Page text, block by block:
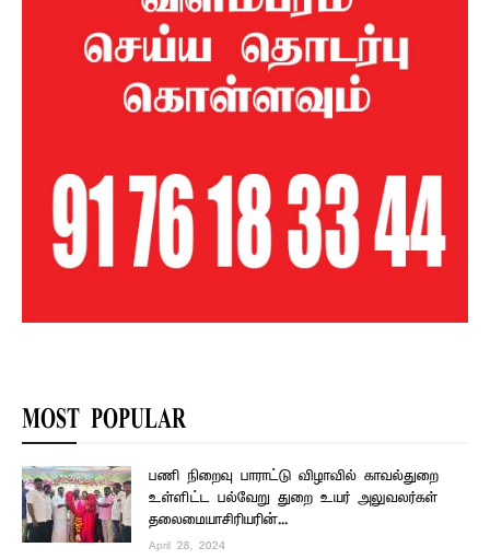
MOST POPULAR
பணி நிறைவு பாராட்டு விழாவில் காவல்துறை
உள்ளிட்ட பல்வேறு துறை உயர் அலுவலர்கள்
தலைமையாசிரியரின்...
April 28, 2024